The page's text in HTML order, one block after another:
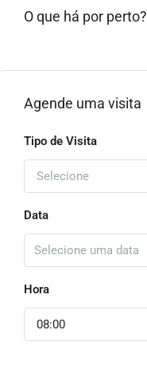
O que há por perto?
Agende uma visita
Tipo de Visita
Selecione
Data
Hora
08:00